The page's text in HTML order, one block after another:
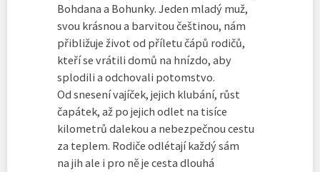
Bohdana a Bohunky. Jeden mladý muž,
svou krásnou a barvitou češtinou, nám
přibližuje život od příletu čápů rodičů,
kteří se vrátili domů na hnízdo, aby
splodili a odchovali potomstvo.
Od snesení vajíček, jejich klubání, růst
čapátek, až po jejich odlet na tisíce
kilometrů dalekou a nebezpečnou cestu
za teplem. Rodiče odlétají každý sám
na jih ale i pro ně je cesta dlouhá